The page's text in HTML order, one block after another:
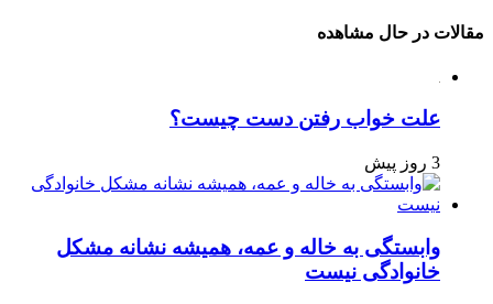
مقالات در حال مشاهده
علت خواب رفتن دست چیست؟
3 روز پیش
وابستگی به خاله و عمه، همیشه نشانه مشکل
خانوادگی نیست